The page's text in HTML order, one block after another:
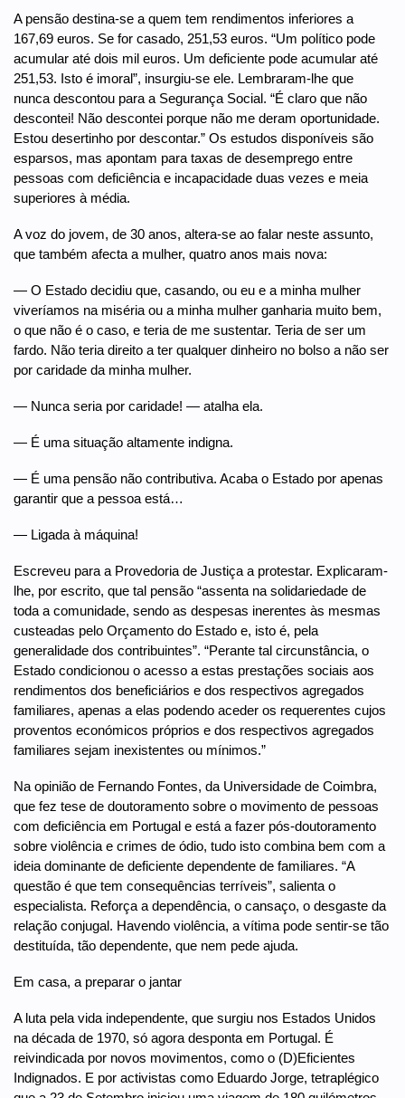
A pensão destina-se a quem tem rendimentos inferiores a
167,69 euros. Se for casado, 251,53 euros. “Um político pode
acumular até dois mil euros. Um deficiente pode acumular até
251,53. Isto é imoral”, insurgiu-se ele. Lembraram-lhe que
nunca descontou para a Segurança Social. “É claro que não
descontei! Não descontei porque não me deram oportunidade.
Estou desertinho por descontar.” Os estudos disponíveis são
esparsos, mas apontam para taxas de desemprego entre
pessoas com deficiência e incapacidade duas vezes e meia
superiores à média.
A voz do jovem, de 30 anos, altera-se ao falar neste assunto,
que também afecta a mulher, quatro anos mais nova:
— O Estado decidiu que, casando, ou eu e a minha mulher
viveríamos na miséria ou a minha mulher ganharia muito bem,
o que não é o caso, e teria de me sustentar. Teria de ser um
fardo. Não teria direito a ter qualquer dinheiro no bolso a não ser
por caridade da minha mulher.
— Nunca seria por caridade! — atalha ela.
— É uma situação altamente indigna.
— É uma pensão não contributiva. Acaba o Estado por apenas
garantir que a pessoa está…
— Ligada à máquina!
Escreveu para a Provedoria de Justiça a protestar. Explicaram-
lhe, por escrito, que tal pensão “assenta na solidariedade de
toda a comunidade, sendo as despesas inerentes às mesmas
custeadas pelo Orçamento do Estado e, isto é, pela
generalidade dos contribuintes”. “Perante tal circunstância, o
Estado condicionou o acesso a estas prestações sociais aos
rendimentos dos beneficiários e dos respectivos agregados
familiares, apenas a elas podendo aceder os requerentes cujos
proventos económicos próprios e dos respectivos agregados
familiares sejam inexistentes ou mínimos.”
Na opinião de Fernando Fontes, da Universidade de Coimbra,
que fez tese de doutoramento sobre o movimento de pessoas
com deficiência em Portugal e está a fazer pós-doutoramento
sobre violência e crimes de ódio, tudo isto combina bem com a
ideia dominante de deficiente dependente de familiares. “A
questão é que tem consequências terríveis”, salienta o
especialista. Reforça a dependência, o cansaço, o desgaste da
relação conjugal. Havendo violência, a vítima pode sentir-se tão
destituída, tão dependente, que nem pede ajuda.
Em casa, a preparar o jantar
A luta pela vida independente, que surgiu nos Estados Unidos
na década de 1970, só agora desponta em Portugal. É
reivindicada por novos movimentos, como o (D)Eficientes
Indignados. E por activistas como Eduardo Jorge, tetraplégico